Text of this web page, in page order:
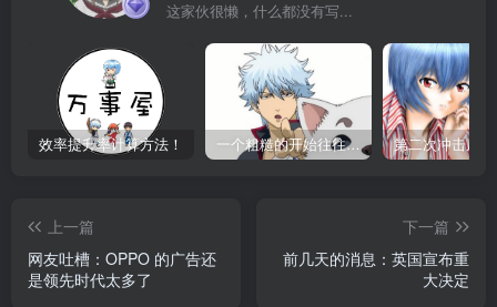
这家伙很懒，什么都没有写...
效率提升率计算方法！ 一个粗糙的开始往往才是最好的开始 ！
上一篇
网友吐槽：OPPO 的广告还
是领先时代太多了
下一篇
前几天的消息：英国宣布重
大决定